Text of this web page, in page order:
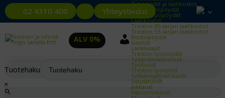
02 4310 400 Yhteystiedot
Työpöydät ja laatikostot
Kevyet työpöydät
Raskaat työpöydät
Laatikostot
Treston 45-sarjan laatikostot
Treston 53-sarjan laatikostot
Nostopöydät
Vaunut
Laitekaapit
Treston työpöydät
Työpistevalaisimet
Työtuolit
Treston työtuolit
Selkänojalliset tuolit
Satulatuolit
Jakkarat
Valvomotuolit
ALV 0%
Tuotehaku
×